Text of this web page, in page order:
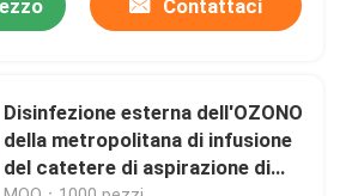
Contattaci
Disinfezione esterna dell'OZONO
della metropolitana di infusione
del catetere di aspirazione di